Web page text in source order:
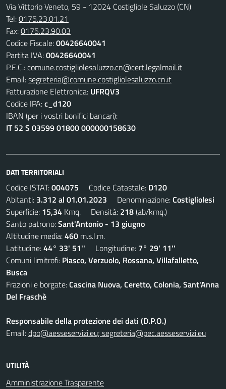
Via Vittorio Veneto, 59 - 12024 Costigliole Saluzzo (CN)
Tel:0175.23.01.21
Fax:0175.23.90.03
Codice Fiscale:00426640041
Partita IVA:00426640041
P.E.C.:comune.costigliolesaluzzo.cn@cert.legalmail.it
Email:segreteria@comune.costigliolesaluzzo.cn.it
Fatturazione Elettronica: UFRQV3
Codice IPA:c_d120
IBAN (per i vostri bonifici bancari):
IT 52 S 03599 01800 000000158630
DATI TERRITORIALI
Codice ISTAT:004075 Codice Catastale: D120
Abitanti: 3.312 al 01.01.2023 Denominazione:Costigliolesi
Superficie: 15,34 Kmq. Densità: 218(ab/kmq.)
Santo patrono:Sant'Antonio - 13 giugno
Altitudine media:460 m.s.l.m.
Latitudine:44° 33' 51'' Longitudine: 7° 29' 11''
Comuni limitrofi: Piasco, Verzuolo, Rossana, Villafalletto,
Busca
Frazioni e borgate:Cascina Nuova, Ceretto, Colonia, Sant'Anna
Del Fraschè
Responsabile della protezione dei dati (D.P.O.)
Email:dpo@aesseservizi.eu; segreteria@pec.aesseservizi.eu
UTILITÀ
Amministrazione Trasparente